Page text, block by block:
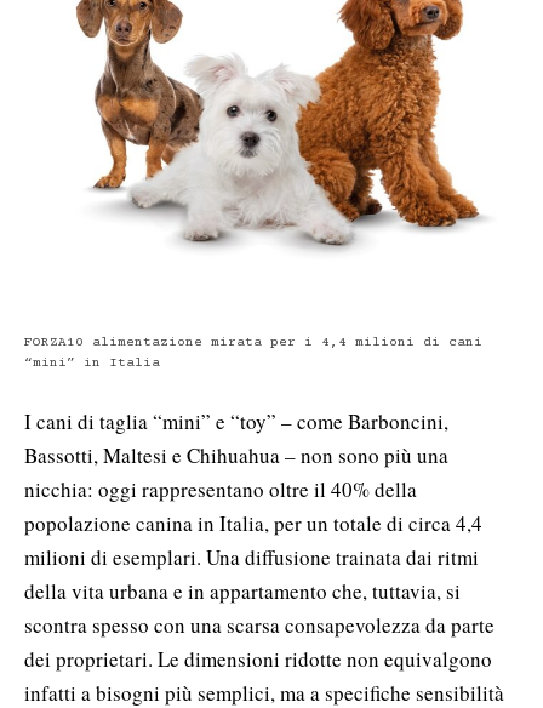
FORZA10 alimentazione mirata per i 4,4 milioni di cani
“mini” in Italia
I cani di taglia “mini” e “toy” – come Barboncini,
Bassotti, Maltesi e Chihuahua – non sono più una
nicchia: oggi rappresentano oltre il 40% della
popolazione canina in Italia, per un totale di circa 4,4
milioni di esemplari. Una diffusione trainata dai ritmi
della vita urbana e in appartamento che, tuttavia, si
scontra spesso con una scarsa consapevolezza da parte
dei proprietari. Le dimensioni ridotte non equivalgono
infatti a bisogni più semplici, ma a specifiche sensibilità